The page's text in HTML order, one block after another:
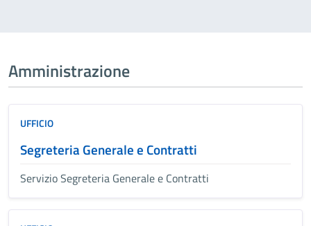
Amministrazione
UFFICIO
Segreteria Generale e Contratti
Servizio Segreteria Generale e Contratti